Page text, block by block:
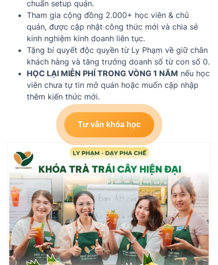
chuẩn setup quán.
Tham gia cộng đồng 2.000+ học viên & chủ
quán, được cập nhật công thức mới và chia sẻ
kinh nghiệm kinh doanh liên tục.
Tặng bí quyết độc quyền từ Ly Phạm về giữ chân
khách hàng và tăng trưởng doanh số từ con số 0.
HỌC LẠI MIỄN PHÍ TRONG VÒNG 1 NĂM nếu học
viên chưa tự tin mở quán hoặc muốn cập nhập
thêm kiến thức mới.
Tư vấn khóa học